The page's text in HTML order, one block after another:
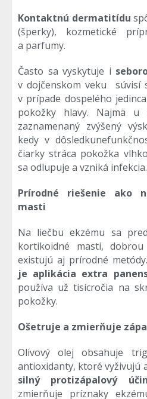
Kontaktnú dermatitídu
(šperky), kozmetické
a parfumy.
Často sa vyskytuje i
v dojčenskom veku súvisí
v prípade dospelého
pokožky hlavy. Najmä u
zaznamenaný zvýšený
kedy v
čiarky stráca pokožka
sa odlupuje a vzniká infekcia.
Prírodné riešenie ako
masti
Na liečbu ekzému sa
kortikoidné masti,
existujú aj prírodné
je aplikácia extra
používa už tisícročia na
pokožky.
Ošetruje a zmierňuje
Olivový olej obsahuje
antioxidanty, ktoré vyživujú
silný protizápalový
zmierňuje príznaky